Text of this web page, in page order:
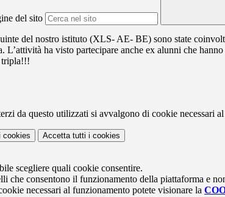
del sito
del nostro istituto (XLS- AE- BE) sono state
L’attività ha visto partecipare anche ex alunni che
tripla!!!
da questo utilizzati si avvalgono di cookie necessari
cookies Accetta tutti i cookies
scegliere quali cookie consentire.
che consentono il funzionamento della piattaforma e
necessari al funzionamento potete visionare la